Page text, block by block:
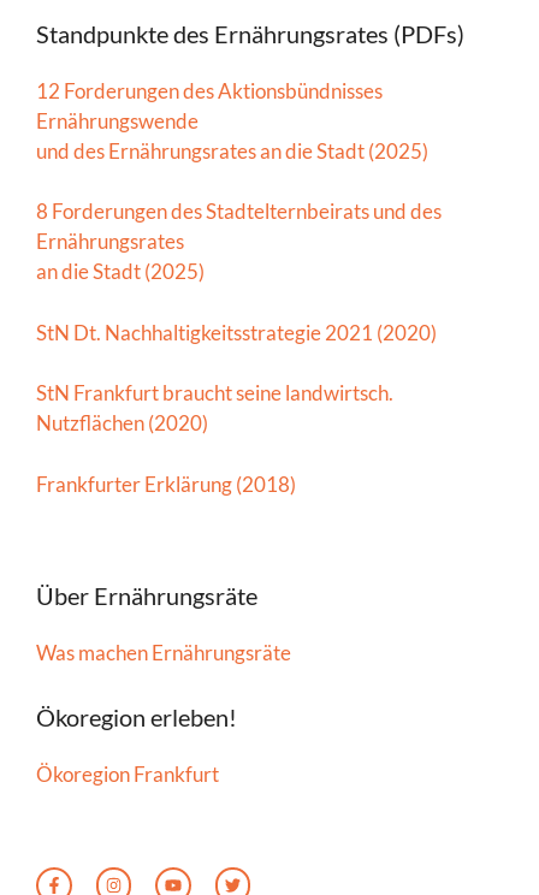
Standpunkte des Ernährungsrates (PDFs)
12 Forderungen des Aktionsbündnisses
Ernährungswende
und des Ernährungsrates an die Stadt (2025)
8 Forderungen des Stadtelternbeirats und des
Ernährungsrates
an die Stadt (2025)
StN Dt. Nachhaltigkeitsstrategie 2021 (2020)
StN Frankfurt braucht seine landwirtsch.
Nutzflächen (2020)
Frankfurter Erklärung (2018)
Über Ernährungsräte
Was machen Ernährungsräte
Ökoregion erleben!
Ökoregion Frankfurt